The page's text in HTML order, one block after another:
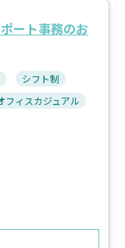
ート事務のお
シフト制
フィスカジュアル